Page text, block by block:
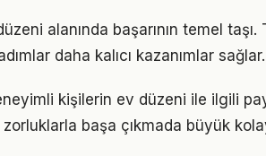
alanında başarının temel
daha kalıcı kazanımlar sağlar.
kişilerin ev düzeni ile ilgili
başa çıkmada büyük